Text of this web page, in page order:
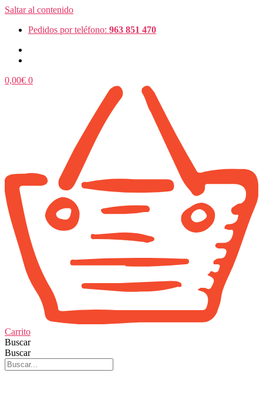
Saltar al contenido
Pedidos por teléfono: 963 851 470
0,00€ 0
Carrito
Buscar
Buscar